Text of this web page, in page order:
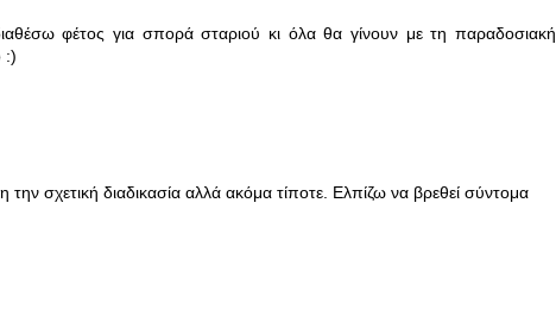
φέτος για σπορά σταριού κι όλα θα γίνουν με τη παραδοσιακή
:)
σχετική διαδικασία αλλά ακόμα τίποτε. Ελπίζω να βρεθεί σύντομα